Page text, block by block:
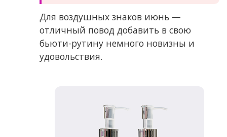
Для воздушных знаков июнь —
отличный повод добавить в свою
бьюти-рутину немного новизны и
удовольствия.